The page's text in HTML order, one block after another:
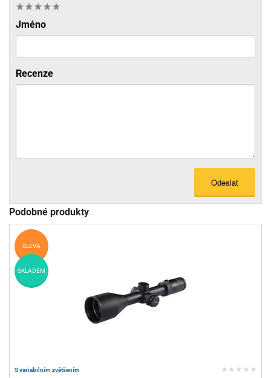
Jméno
Recenze
Odeslat
Podobné produkty
S variabilním zvětšením
SLEVA
SKLADEM